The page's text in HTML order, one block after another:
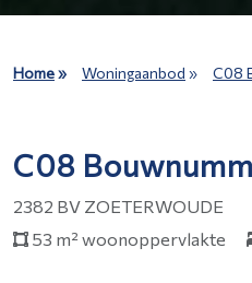
Home» Woningaanbod » C08
C08
2382 BV ZOETERWOUDE
53 m² woonoppervlakte